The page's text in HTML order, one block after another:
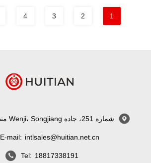
1
2
3
4
شماره 251، جاده Wenji، Songjiang منطقه، شانگهای چین
E-mail: intlsales@huitian.net.cn
Tel: 18817338191